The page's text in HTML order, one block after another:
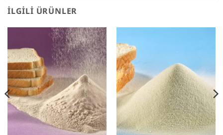
İLGILI ÜRÜNLER